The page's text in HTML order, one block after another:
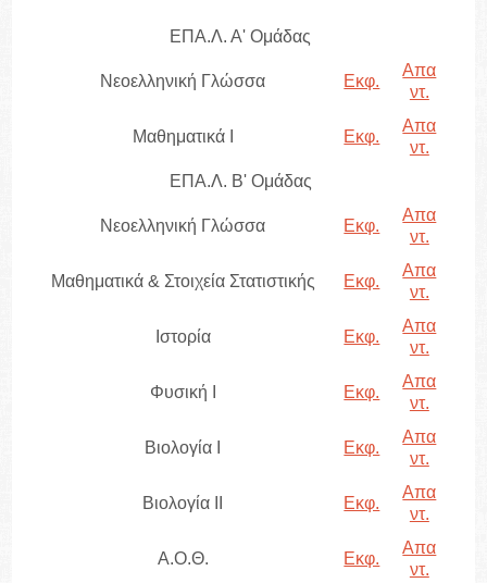
ΕΠΑ.Λ. Α' Ομάδας
Νεοελληνική Γλώσσα Εκφ.
Απα
ντ.
Μαθηματικά Ι Εκφ.
Απα
ντ.
ΕΠΑ.Λ. Β' Ομάδας
Νεοελληνική Γλώσσα Εκφ.
Απα
ντ.
Μαθηματικά & Στοιχεία Στατιστικής Εκφ.
Απα
ντ.
Ιστορία Εκφ.
Απα
ντ.
Φυσική I Εκφ.
Απα
ντ.
Βιολογία I Εκφ.
Απα
ντ.
Βιολογία II Εκφ.
Απα
ντ.
Α.Ο.Θ. Εκφ.
Απα
ντ.